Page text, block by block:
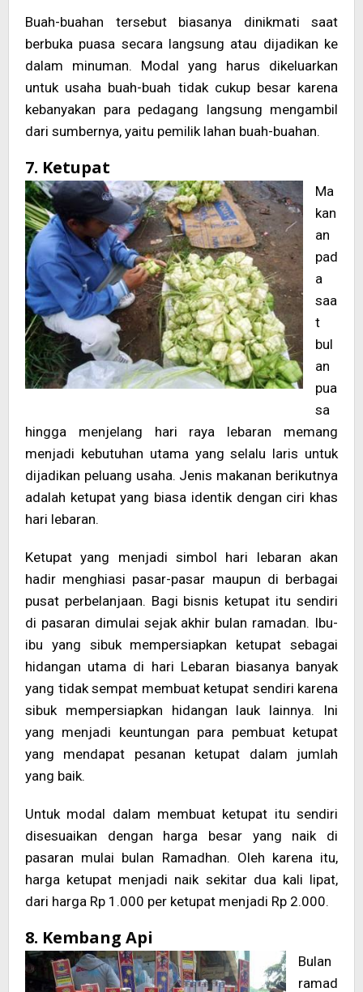
Buah-buahan tersebut biasanya dinikmati saat
berbuka puasa secara langsung atau dijadikan ke
dalam minuman. Modal yang harus dikeluarkan
untuk usaha buah-buah tidak cukup besar karena
kebanyakan para pedagang langsung mengambil
dari sumbernya, yaitu pemilik lahan buah-buahan.
7. Ketupat
Ma
kan
an
pad
a
saa
t
bul
an
pua
sa
hingga menjelang hari raya lebaran memang
menjadi kebutuhan utama yang selalu laris untuk
dijadikan peluang usaha. Jenis makanan berikutnya
adalah ketupat yang biasa identik dengan ciri khas
hari lebaran.
Ketupat yang menjadi simbol hari lebaran akan
hadir menghiasi pasar-pasar maupun di berbagai
pusat perbelanjaan. Bagi bisnis ketupat itu sendiri
di pasaran dimulai sejak akhir bulan ramadan. Ibu-
ibu yang sibuk mempersiapkan ketupat sebagai
hidangan utama di hari Lebaran biasanya banyak
yang tidak sempat membuat ketupat sendiri karena
sibuk mempersiapkan hidangan lauk lainnya. Ini
yang menjadi keuntungan para pembuat ketupat
yang mendapat pesanan ketupat dalam jumlah
yang baik.
Untuk modal dalam membuat ketupat itu sendiri
disesuaikan dengan harga besar yang naik di
pasaran mulai bulan Ramadhan. Oleh karena itu,
harga ketupat menjadi naik sekitar dua kali lipat,
dari harga Rp 1.000 per ketupat menjadi Rp 2.000.
8. Kembang Api
Bulan
ramad